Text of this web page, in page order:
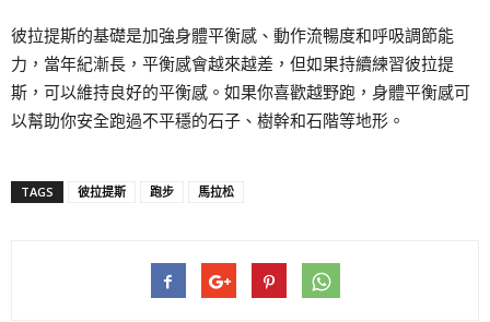
彼拉提斯的基礎是加強身體平衡感、動作流暢度和呼吸調節能
力，當年紀漸長，平衡感會越來越差，但如果持續練習彼拉提
斯，可以維持良好的平衡感。如果你喜歡越野跑，身體平衡感可
以幫助你安全跑過不平穩的石子、樹幹和石階等地形。
TAGS 彼拉提斯 跑步 馬拉松